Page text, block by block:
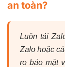
an toàn?
Luôn tải
Zalo hoặc
ro bảo mật